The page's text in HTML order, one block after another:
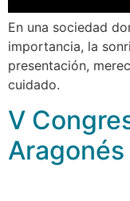
En una sociedad
importancia, la
presentación,
cuidado.
V
Aragonés